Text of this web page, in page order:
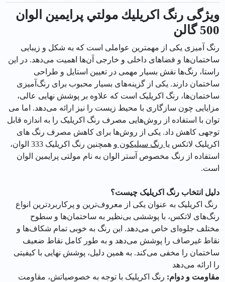
ویژگی رنگ اكريليك مولتي پرايمين الوان
500 گالن
رنگ آمیزی یکی از مهمترین عواملی است که به شکل و زیبایی
ساختمان‌ها و فضاهای داخلی و خارجی آن‌ها اهمیت می‌دهد. در این
راستا، رنگ‌ها نقش بسیار مهمی در تعیین استایل و طراحی
ساختمان دارند. یکی از گزینه‌های بسیار محبوب برای رنگ‌آمیزی
ساختمان‌ها، رنگ اکریلیک است که علاوه بر پوشش نهایی عالی،
مزایایی چون سازگاری با محیط زیست را نیز ارائه می‌دهد. اما می
توان با استفاده از روش‌هایی مصرف رنگ اکریلیک را به اندازه قابل
توجهی کاهش داد. یکی از روش‌ها برای کاهش مصرف رنگ های
اکریلیک لاتکس یا رنگ سیلیکون
و همچنین رنگ اکریلیک 333 الوان،
استفاده از رنگ مخصوص آستر الوان به نام مولتی پرایمین الوان
است.
دلیل انتخاب رنگ اکریلیک چیست؟
رنگ اکریلیک به عنوان یکی از معروف‌ترین و پرکاربردترین انواع
رنگ‌های لاتکس، با پوششی بی‌نظیر به ساختمان‌ها و سطوح
مختلف جلوه‌ای خاص ‎می‌دهد. این رنگ به خوبی تمام شکاف‌ها و
نقاط غیرصاف را پوشش می‌دهد و به طور کامل نقاط ضعیف
ساختمان را مخفی می‌کند. به همین دلیل، پوشش نهایی با کیفیتی
را ارائه می‌دهد
مقاومت و دوام: رنگ اکریلیک با توجه به خصوصیاتش، مقاومت